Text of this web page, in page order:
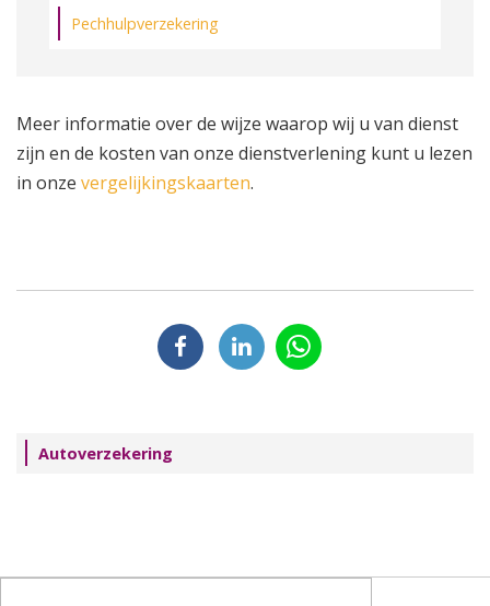
Pechhulpverzekering
Meer informatie over de wijze waarop wij u van dienst
zijn en de kosten van onze dienstverlening kunt u lezen
in onze vergelijkingskaarten.
Autoverzekering